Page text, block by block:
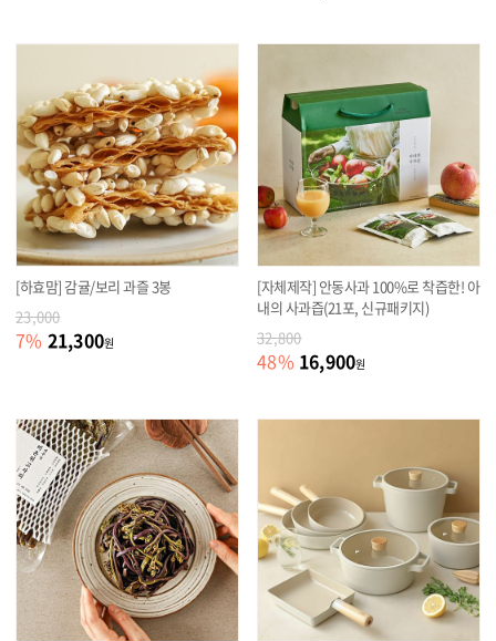
[하효맘] 감귤/보리 과즐 3봉
23,000
7% 21,300원
[자체제작] 안동사과 100%로 착즙한! 아
내의 사과즙(21포, 신규패키지)
32,800
48% 16,900원